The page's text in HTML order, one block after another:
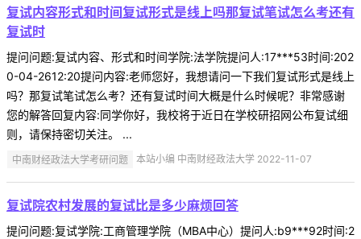
复试内容形式和时间复试形式是线上吗那复试笔试怎么考还有
复试时
提问问题:复试内容、形式和时间学院:法学院提问人:17***53时间:202
0-04-2612:20提问内容:老师您好，我想请问一下我们复试形式是线上
吗？那复试笔试怎么考？还有复试时间大概是什么时候呢？非常感谢
您的解答回复内容:同学你好，我校将于近日在学校研招网公布复试细
则，请保持密切关注。 ...
中南财经政法大学考研问题 本站小编 中南财经政法大学 2022-11-07
复试院农村发展的复试比是多少麻烦回答
提问问题:复试学院:工商管理学院（MBA中心）提问人:b9***92时间:2